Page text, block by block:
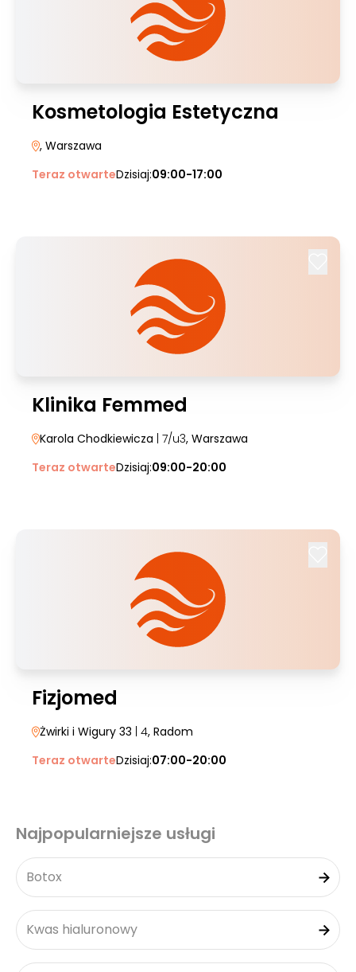
Kosmetologia Estetyczna
, Warszawa
Teraz otwarteDzisiaj:09:00-17:00
Klinika Femmed
Karola Chodkiewicza | 7/u3, Warszawa
Teraz otwarteDzisiaj:09:00-20:00
Fizjomed
Żwirki i Wigury 33 | 4, Radom
Teraz otwarteDzisiaj:07:00-20:00
Najpopularniejsze usługi
Botox
Kwas hialuronowy